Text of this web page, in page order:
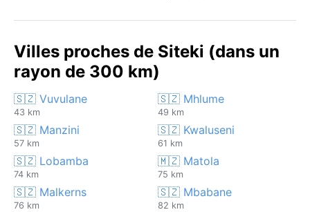
Villes proches de Siteki (dans un
rayon de 300 km)
🇸🇿 Vuvulane
43 km
🇸🇿 Mhlume
49 km
🇸🇿 Manzini
57 km
🇸🇿 Kwaluseni
61 km
🇸🇿 Lobamba
74 km
🇲🇿 Matola
75 km
🇸🇿 Malkerns
76 km
🇸🇿 Mbabane
82 km